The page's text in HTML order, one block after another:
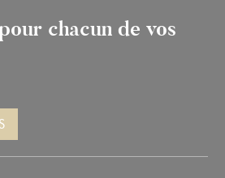
chacun de vos